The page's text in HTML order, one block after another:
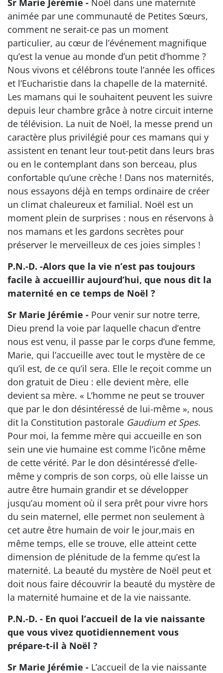
animée par une communauté de Petites Sœurs,
comment ne serait-ce pas un moment
particulier, au cœur de l’événement magnifique
qu’est la venue au monde d’un petit d’homme ?
Nous vivons et célébrons toute l’année les offices
et l’Eucharistie dans la chapelle de la maternité.
Les mamans qui le souhaitent peuvent les suivre
depuis leur chambre grâce à notre circuit interne
de télévision. La nuit de Noël, la messe prend un
caractère plus privilégié pour ces mamans qui y
assistent en tenant leur tout-petit dans leurs bras
ou en le contemplant dans son berceau, plus
confortable qu’une crèche ! Dans nos maternités,
nous essayons déjà en temps ordinaire de créer
un climat chaleureux et familial. Noël est un
moment plein de surprises : nous en réservons à
nos mamans et les gardons secrètes pour
préserver le merveilleux de ces joies simples !
P.N.-D. -Alors que la vie n’est pas toujours
facile à accueillir aujourd’hui, que nous dit la
maternité en ce temps de Noël ?
Sr Marie Jérémie - Pour venir sur notre terre,
Dieu prend la voie par laquelle chacun d’entre
nous est venu, il passe par le corps d’une femme,
Marie, qui l’accueille avec tout le mystère de ce
qu’il est, de ce qu’il sera. Elle le reçoit comme un
don gratuit de Dieu : elle devient mère, elle
devient sa mère. « L’homme ne peut se trouver
que par le don désintéressé de lui-même », nous
dit la Constitution pastorale Gaudium et Spes.
Pour moi, la femme mère qui accueille en son
sein une vie humaine est comme l’icône même
de cette vérité. Par le don désintéressé d’elle-
même y compris de son corps, où elle laisse un
autre être humain grandir et se développer
jusqu’au moment où il sera prêt pour vivre hors
du sein maternel, elle permet non seulement à
cet autre être humain de voir le jour,mais en
même temps, elle se trouve, elle atteint cette
dimension de plénitude de la femme qu’est la
maternité. La beauté du mystère de Noël peut et
doit nous faire découvrir la beauté du mystère de
la maternité humaine et de la vie naissante.
P.N.-D. - En quoi l’accueil de la vie naissante
que vous vivez quotidiennement vous
prépare-t-il à Noël ?
Sr Marie Jérémie - L’accueil de la vie naissante